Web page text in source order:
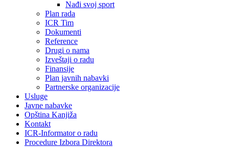
Nađi svoj sport
Plan rada
ICR Tim
Dokumenti
Reference
Drugi o nama
Izveštaji o radu
Finansije
Plan javnih nabavki
Partnerske organizacije
Usluge
Javne nabavke
Opština Kanjiža
Kontakt
ICR-Informator o radu
Procedure Izbora Direktora